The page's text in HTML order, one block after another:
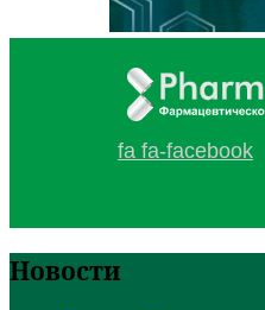
fa fa-facebook
Новости